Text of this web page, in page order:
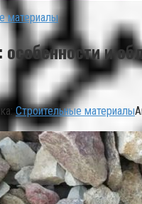
материалы
и
Строительные материалы